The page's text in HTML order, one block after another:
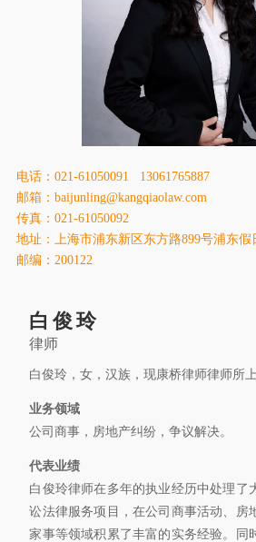
业务领域
社会责任
康桥法治研究院
康桥出版
电话：021-61050091 13061765887
邮箱：baijunling@kangqiaolaw.com
传真：021-61050092
地址：上海市浦东新区东方路899号浦东假
邮编：200122
白俊玲
律师
白俊玲，女，汉族，现康桥律师律师所
业务领域
公司商事，房地产纠纷，争议解决。
代表业绩
白俊玲律师在多年的执业经历中处理了
讼法律服务项目，在公司商事活动、房
家事等领域积累了丰富的实务经验。同